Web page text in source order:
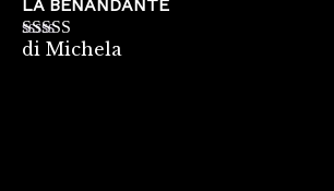
LA BENANDANTE
Valutato5su
di Michela